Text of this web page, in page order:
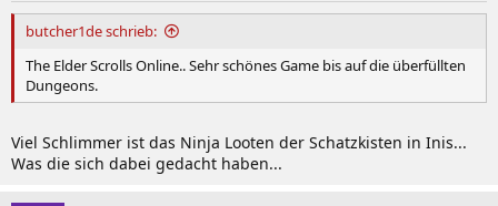
butcher1de schrieb:
The Elder Scrolls Online.. Sehr schönes Game bis auf die überfüllten
Dungeons.
Viel Schlimmer ist das Ninja Looten der Schatzkisten in Inis...
Was die sich dabei gedacht haben...